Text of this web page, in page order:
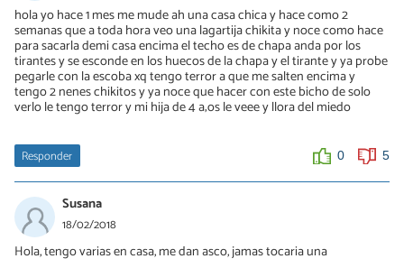
hola yo hace 1 mes me mude ah una casa chica y hace como 2
semanas que a toda hora veo una lagartija chikita y noce como hace
para sacarla demi casa encima el techo es de chapa anda por los
tirantes y se esconde en los huecos de la chapa y el tirante y ya probe
pegarle con la escoba xq tengo terror a que me salten encima y
tengo 2 nenes chikitos y ya noce que hacer con este bicho de solo
verlo le tengo terror y mi hija de 4 a;os le veee y llora del miedo
Responder 0 5
Susana
18/02/2018
Hola, tengo varias en casa, me dan asco, jamas tocaria una